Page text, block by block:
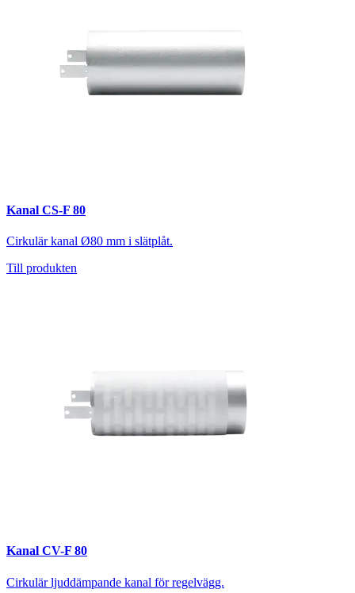
Kanal CS-F 80
Cirkulär kanal Ø80 mm i slätplåt.
Till produkten
Kanal CV-F 80
Cirkulär ljuddämpande kanal för regelvägg.